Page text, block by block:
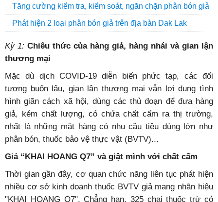
Tăng cường kiểm tra, kiểm soát, ngăn chặn phân bón giả
Phát hiện 2 loại phân bón giả trên địa bàn Dak Lak
Kỳ 1: Chiêu thức của hàng giả, hàng nhái và gian lận
thương mại
Mặc dù dịch COVID-19 diễn biến phức tạp, các đối
tượng buôn lậu, gian lận thương mại vẫn lợi dụng tình
hình giãn cách xã hội, dùng các thủ đoạn để đưa hàng
giả, kém chất lượng, có chứa chất cấm ra thị trường,
nhất là những mặt hàng có nhu cầu tiêu dùng lớn như
phân bón, thuốc bảo vệ thực vật (BVTV)...
Giả “KHAI HOANG Q7” và giật mình với chất cấm
Thời gian gần đây, cơ quan chức năng liên tục phát hiện
nhiều cơ sở kinh doanh thuốc BVTV giả mang nhãn hiệu
"KHAI HOANG Q7". Chẳng hạn, 325 chai thuốc trừ cỏ